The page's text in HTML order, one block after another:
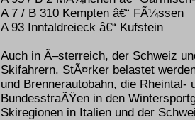
A 7 / B 310 Kempten â€“ FÃ¼ssen
A 93 Inntaldreieck â€“ Kufstein
Auch in Ã–sterreich, der Schweiz
Skifahrern. StÃ¤rker belastet
und Brennerautobahn, die Rheintal-
BundesstraÃŸen in den
Skiregionen in Italien und der